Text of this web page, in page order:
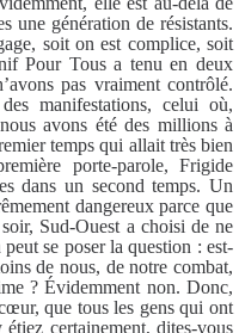
une génération de résistants.
soit on est complice, soit
Pour Tous a tenu en deux
pas vraiment contrôlé.
manifestations, celui où,
avons été des millions à
temps qui allait très bien
porte-parole, Frigide
dans un second temps. Un
dangereux parce que
Sud-Ouest a choisi de ne
se poser la question : est-
de nous, de notre combat,
? Évidemment non. Donc,
que tous les gens qui ont
certainement, dites-vous